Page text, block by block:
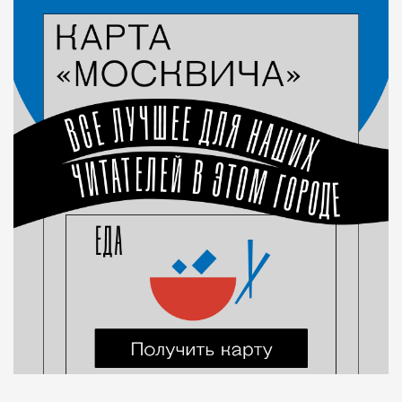
Город